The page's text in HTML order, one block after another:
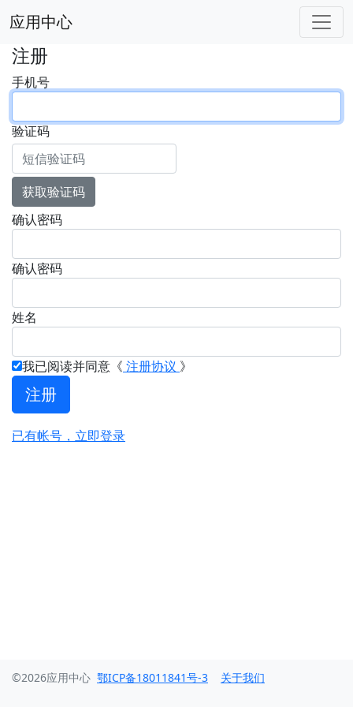
应用中心
注册
手机号
验证码
获取验证码
确认密码
确认密码
姓名
我已阅读并同意《 注册协议 》
已有帐号，立即登录
©2026应用中心 鄂ICP备18011841号-3 关于我们